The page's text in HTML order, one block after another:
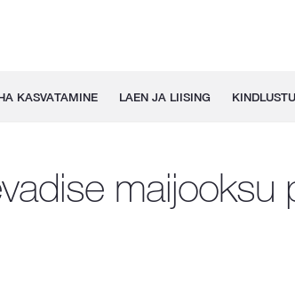
KASVATAMINE LAEN JA LIISING
maijooksu